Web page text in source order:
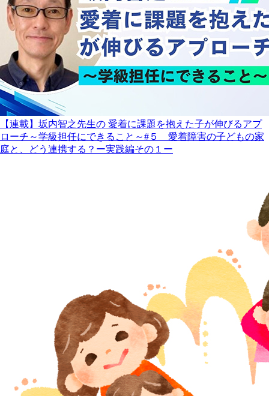
【連載】坂内智之先生の 愛着に課題を抱えた子が伸びるアプ
ローチ～学級担任にできること～#５ 愛着障害の子どもの家
庭と、どう連携する？ー実践編その１ー